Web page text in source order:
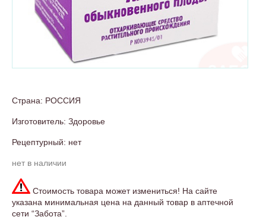
Страна: РОССИЯ
Изготовитель: Здоровье
Рецептурный: нет
нет в наличии
Стоимость товара может измениться! На сайте
указана минимальная цена на данный товар в аптечной
сети “Забота”.